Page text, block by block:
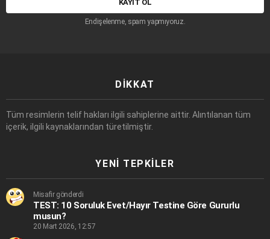
Endişelenme, spam yapmıyoruz.
DIKKAT
Tüm resimlerin telif hakları ilgili sahiplerine aittir. Alıntılanan tüm
içerik, ilgili kaynaklarından türetilmiştir.
YENI TEPKILER
Misafir gönderdi
TEST: 10 Soruluk Evet/Hayır Testine Göre Gururlu
musun?
20 Mart 2026, 12:57